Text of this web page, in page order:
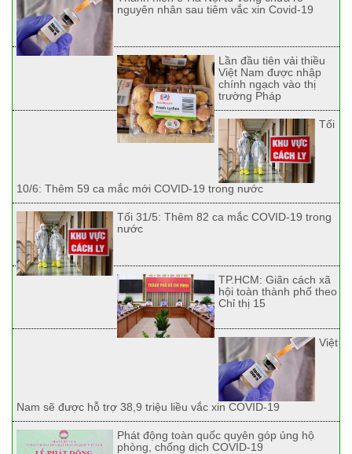
nguyên nhân sau tiêm vắc xin Covid-19
Lần đầu tiên vải thiều
Việt Nam được nhập
chính ngạch vào thị
trường Pháp
Tối
10/6: Thêm 59 ca mắc mới COVID-19 trong nước
Tối 31/5: Thêm 82 ca mắc COVID-19 trong
nước
TP.HCM: Giãn cách xã
hội toàn thành phố theo
Chỉ thị 15
Việt
Nam sẽ được hỗ trợ 38,9 triệu liều vắc xin COVID-19
Phát động toàn quốc quyên góp ủng hộ
phòng, chống dịch COVID-19